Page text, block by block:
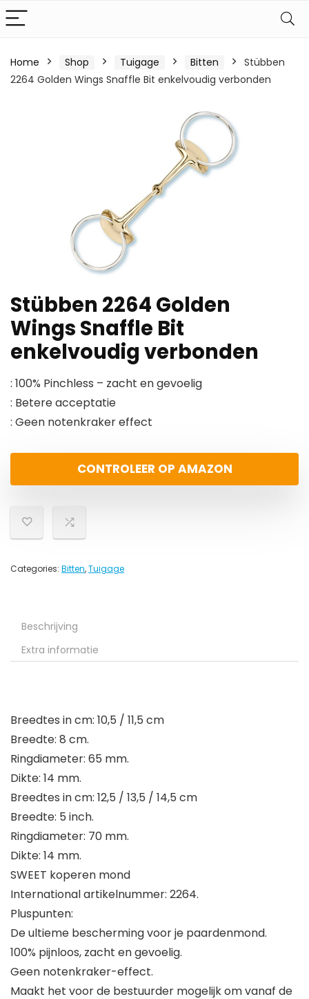
Home Shop Tuigage Bitten
Stübben
2264 Golden Wings Snaffle Bit enkelvoudig verbonden
Stübben 2264 Golden
Wings Snaffle Bit
enkelvoudig verbonden
: 100% Pinchless – zacht en gevoelig
: Betere acceptatie
: Geen notenkraker effect
CONTROLEER OP AMAZON
Categories: Bitten,Tuigage
Beschrijving
Extra informatie
Breedtes in cm: 10,5 / 11,5 cm
Breedte: 8 cm.
Ringdiameter: 65 mm.
Dikte: 14 mm.
Breedtes in cm: 12,5 / 13,5 / 14,5 cm
Breedte: 5 inch.
Ringdiameter: 70 mm.
Dikte: 14 mm.
SWEET koperen mond
International artikelnummer: 2264.
Pluspunten:
De ultieme bescherming voor je paardenmond.
100% pijnloos, zacht en gevoelig.
Geen notenkraker-effect.
Maakt het voor de bestuurder mogelijk om vanaf de